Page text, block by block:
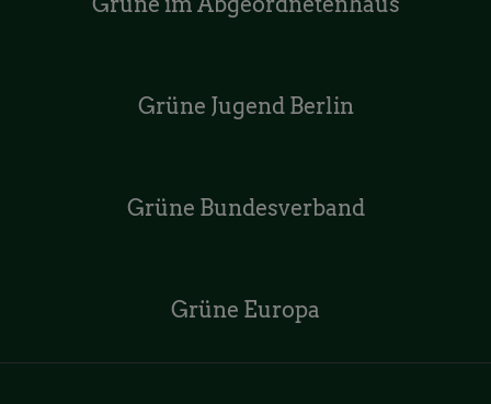
Grüne Jugend Berlin
Grüne Bundesverband
Grüne Europa